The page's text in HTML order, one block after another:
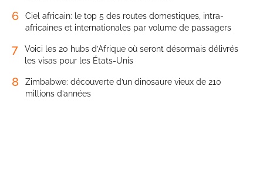
6
Ciel africain: le top 5 des routes domestiques, intra-
africaines et internationales par volume de passagers
7
Voici les 20 hubs d’Afrique où seront désormais délivrés
les visas pour les États-Unis
8
Zimbabwe: découverte d’un dinosaure vieux de 210
millions d’années